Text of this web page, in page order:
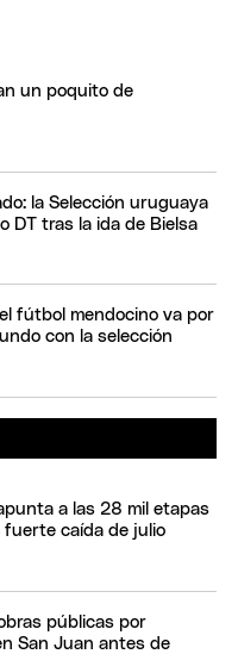
un poquito de
la Selección uruguaya
DT tras la ida de Bielsa
fútbol mendocino va por
con la selección
a las 28 mil etapas
caída de julio
públicas por
San Juan antes de